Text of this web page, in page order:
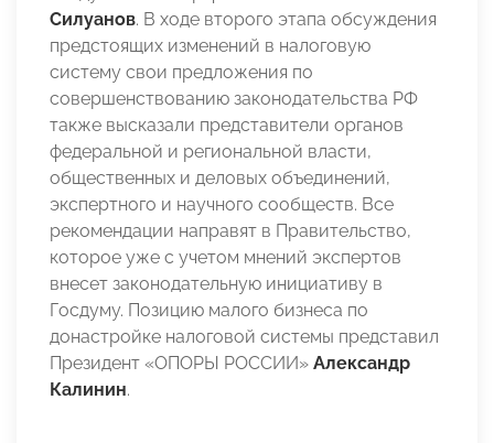
Силуанов. В ходе второго этапа обсуждения
предстоящих изменений в налоговую
систему свои предложения по
совершенствованию законодательства РФ
также высказали представители органов
федеральной и региональной власти,
общественных и деловых объединений,
экспертного и научного сообществ. Все
рекомендации направят в Правительство,
которое уже с учетом мнений экспертов
внесет законодательную инициативу в
Госдуму. Позицию малого бизнеса по
донастройке налоговой системы представил
Президент «ОПОРЫ РОССИИ» Александр
Калинин.